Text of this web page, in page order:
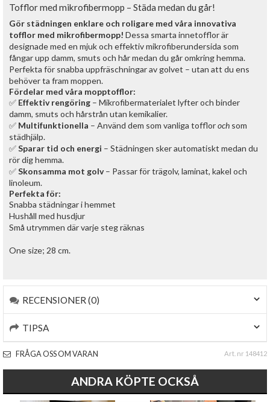
Tofflor med mikrofibermopp – Städa medan du går!
Gör städningen enklare och roligare med våra innovativa
tofflor med mikrofibermopp! Dessa smarta innetofflor är
designade med en mjuk och effektiv mikrofiberundersida som
fångar upp damm, smuts och hår medan du går omkring hemma.
Perfekta för snabba uppfräschningar av golvet – utan att du ens
behöver ta fram moppen.
Fördelar med våra mopptofflor:
✅ Effektiv rengöring – Mikrofibermaterialet lyfter och binder
damm, smuts och hårstrån utan kemikalier.
✅ Multifunktionella – Använd dem som vanliga toffloroch som
städhjälp.
✅Sparar tid och energi – Städningen sker automatiskt medan du
rör dig hemma.
✅Skonsamma mot golv– Passar för trägolv, laminat, kakel och
linoleum.
Perfekta för:
Snabba städningar i hemmet
Hushåll med husdjur
Små utrymmen där varje steg räknas
One size; 28 cm.
RECENSIONER (0)
TIPSA
FRÅGA OSS OM VARAN Art. nr 148412
ANDRA KÖPTE OCKSÅ